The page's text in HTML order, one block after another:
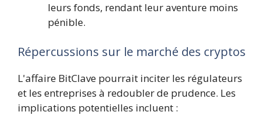
leurs fonds, rendant leur aventure moins
pénible.
Répercussions sur le marché des cryptos
L'affaire BitClave pourrait inciter les régulateurs
et les entreprises à redoubler de prudence. Les
implications potentielles incluent :